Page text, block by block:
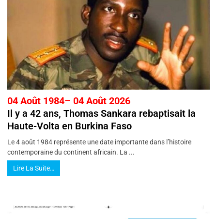
04 Août 1984– 04 Août 2026
Il y a 42 ans, Thomas Sankara rebaptisait la
Haute-Volta en Burkina Faso
Le 4 août 1984 représente une date importante dans l’histoire
contemporaine du continent africain. La ...
Lire La Suite…